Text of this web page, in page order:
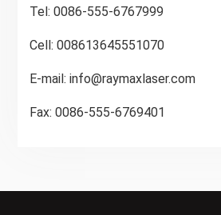
Tel: 0086-555-6767999
Cell: 008613645551070
E-mail: info@raymaxlaser.com
Fax: 0086-555-6769401